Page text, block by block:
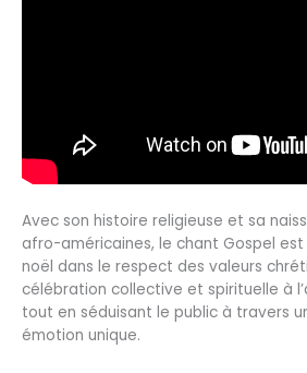
Avec son histoire religieuse et sa
afro-américaines, le chant Gospel
noël dans le respect des valeurs
célébration collective et spirituelle à
tout en séduisant le public à travers
émotion unique.